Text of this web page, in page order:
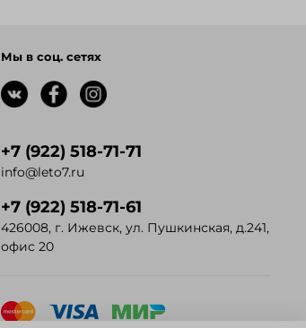
Мы в соц. сетях
+7 (922) 518-71-71
info@leto7.ru
+7 (922) 518-71-61
426008, г. Ижевск, ул. Пушкинская, д.241,
офис 20